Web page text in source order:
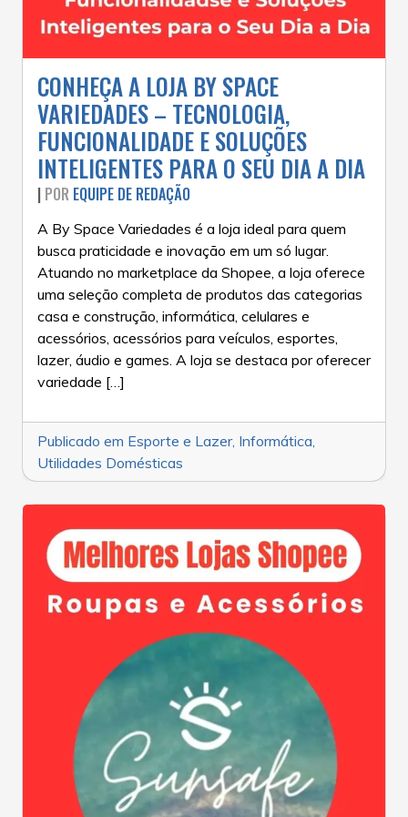
CONHEÇA A LOJA BY SPACE
VARIEDADES – TECNOLOGIA,
FUNCIONALIDADE E SOLUÇÕES
INTELIGENTES PARA O SEU DIA A DIA
| POR EQUIPE DE REDAÇÃO
A By Space Variedades é a loja ideal para quem
busca praticidade e inovação em um só lugar.
Atuando no marketplace da Shopee, a loja oferece
uma seleção completa de produtos das categorias
casa e construção, informática, celulares e
acessórios, acessórios para veículos, esportes,
lazer, áudio e games. A loja se destaca por oferecer
variedade […]
Publicado em Esporte e Lazer, Informática
Utilidades Domésticas